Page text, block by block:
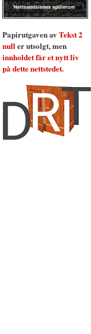
Papirutgaven av Tekst 2
nuller utsolgt, men
innholdet får et nytt liv
på dette nettstedet.